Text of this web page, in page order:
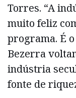
Torres. “A
muito feliz
programa. É
Bezerra
indústria
fonte de